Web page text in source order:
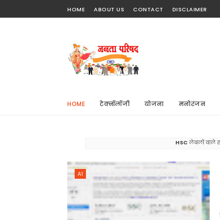
HOME ABOUT US CONTACT DISCLAIMER
HOME टेक्नॉलॉजी योजना मनोरंजन
HSCलेबलों वाले
A1